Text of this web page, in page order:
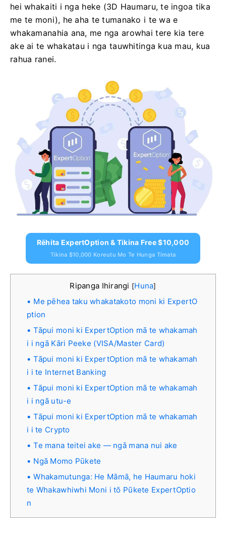
hei whakaiti i nga heke (3D Haumaru, te ingoa tika
me te moni), he aha te tumanako i te wa e
whakamanahia ana, me nga arowhai tere kia tere
ake ai te whakatau i nga tauwhitinga kua mau, kua
rahua ranei.
Rēhita ExpertOption & Tikina Free $10,000
Tikina $10,000 Koreutu Mo Te Hunga Timata
Ripanga Ihirangi [Huna]
Me pēhea taku whakatakoto moni ki ExpertO
ption
Tāpui moni ki ExpertOption mā te whakamah
i i ngā Kāri Peeke (VISA/Master Card)
Tāpui moni ki ExpertOption mā te whakamah
i i te Internet Banking
Tāpui moni ki ExpertOption mā te whakamah
i i ngā utu-e
Tāpui moni ki ExpertOption mā te whakamah
i i te Crypto
Te mana teitei ake — ngā mana nui ake
Ngā Momo Pūkete
Whakamutunga: He Māmā, he Haumaru hoki
te Whakawhiwhi Moni i tō Pūkete ExpertOptio
n